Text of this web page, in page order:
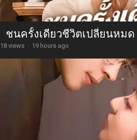
ชนครั้งเดียวชีวิตเปลี่ยนหมด
18 views · 19 hours ago